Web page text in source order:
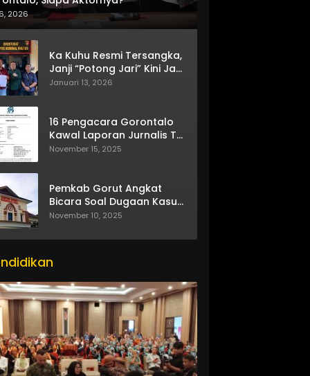
2026
Ka Kuhu Resmi Tersangka,
Janji “Potong Jari” Kini Jadi
Bumerang
Januari 13, 2026
16 Pengacara Gorontalo
Kawal Laporan Jurnalis TV
One
November 15, 2025
Pemkab Gorut Angkat
Bicara Soal Dugaan Kasus
Asusila Oknum ASN
November 10, 2025